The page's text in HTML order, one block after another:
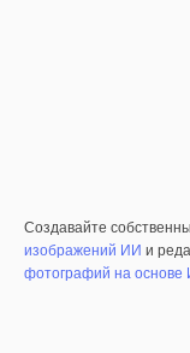
Создавайте
изображений ИИ и
фотографий на основе